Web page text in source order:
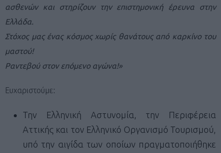
ασθενών και στηρίζουν την επιστημονική έρευνα στην
Ελλάδα.
Στόχος μας ένας κόσμος χωρίς θανάτους από καρκίνο του
μαστού!
Ραντεβού στον επόμενο αγώνα!»
Ευχαριστούμε:
Την Ελληνική Αστυνομία, την Περιφέρεια
Αττικής και τον Ελληνικό Οργανισμό Τουρισμού,
υπό την αιγίδα των οποίων πραγματοποιήθηκε